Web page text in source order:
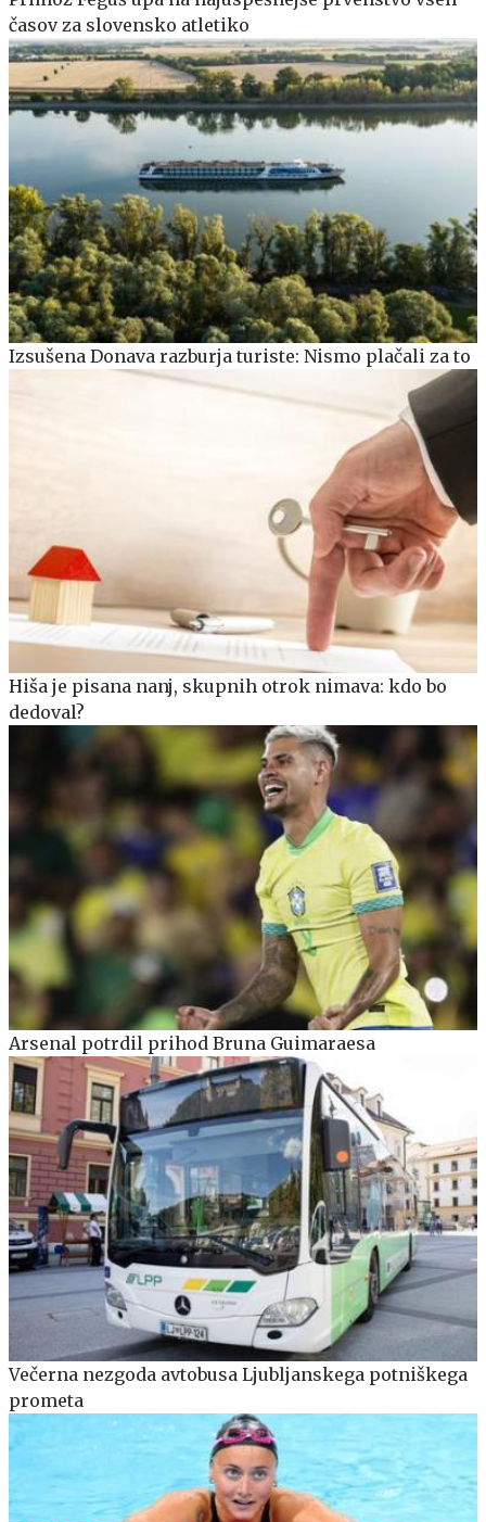
časov za slovensko atletiko
Izsušena Donava razburja turiste: Nismo plačali za to
Hiša je pisana nanj, skupnih otrok nimava: kdo bo
dedoval?
Arsenal potrdil prihod Bruna Guimaraesa
Večerna nezgoda avtobusa Ljubljanskega potniškega
prometa